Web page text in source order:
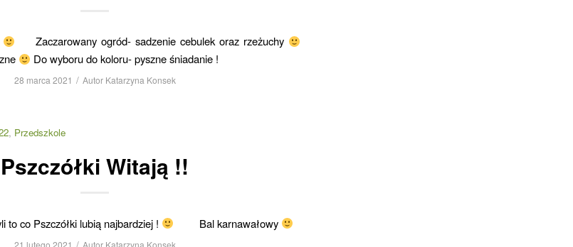
Zaczarowany ogród- sadzenie cebulek oraz rzeżuchy
Do wyboru do koloru- pyszne śniadanie !
28 marca 2021 / Autor Katarzyna Konsek
, Przedszkole
Pszczółki Witają !!
to co Pszczółki lubią najbardziej ! Bal karnawałowy
21 lutego 2021 / Autor Katarzyna Konsek